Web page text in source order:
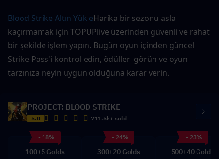
Blood Strike Altın YükleHarika bir sezonu asla
kaçırmamak için TOPUPlive üzerinden güvenli ve rahat
bir şekilde işlem yapın. Bugün oyun içinden güncel
Strike Pass'i kontrol edin, ödülleri görün ve oyun
tarzınıza neyin uygun olduğuna karar verin.
PROJECT: BLOOD STRIKE
5.0 711.5k+ sold
- 18%
100+5 Golds
- 24%
300+20 Golds
- 23%
500+40 Golds